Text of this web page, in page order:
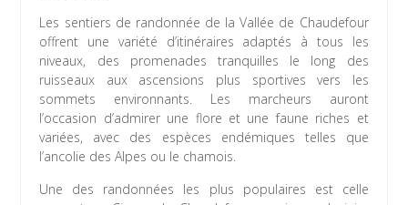
Les sentiers de randonnée de la Vallée de Chaudefour
offrent une variété d’itinéraires adaptés à tous les
niveaux, des promenades tranquilles le long des
ruisseaux aux ascensions plus sportives vers les
sommets environnants. Les marcheurs auront
l’occasion d’admirer une flore et une faune riches et
variées, avec des espèces endémiques telles que
l’ancolie des Alpes ou le chamois.
Une des randonnées les plus populaires est celle